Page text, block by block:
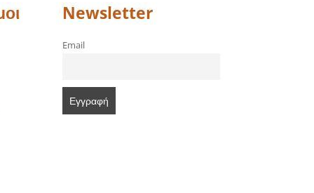
Newsletter
Email